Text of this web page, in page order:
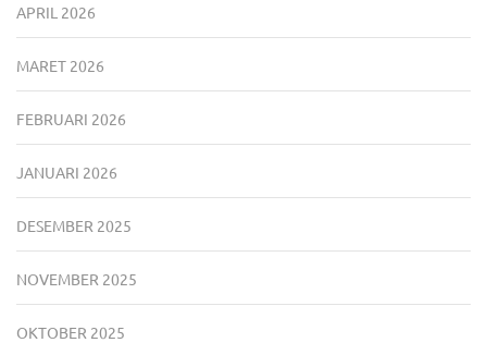
APRIL 2026
MARET 2026
FEBRUARI 2026
JANUARI 2026
DESEMBER 2025
NOVEMBER 2025
OKTOBER 2025